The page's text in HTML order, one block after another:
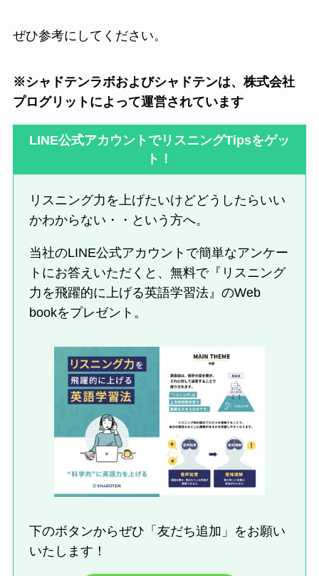
ぜひ参考にしてください。
※シャドテンラボおよびシャドテンは、株式会社
プログリットによって運営されています
LINE公式アカウントでリスニングTipsをゲッ
ト！
リスニング力を上げたいけどどうしたらいい
かわからない・・という方へ。
当社のLINE公式アカウントで簡単なアンケー
トにお答えいただくと、無料で『リスニング
力を飛躍的に上げる英語学習法』のWeb
bookをプレゼント。
下のボタンからぜひ「友だち追加」をお願い
いたします！